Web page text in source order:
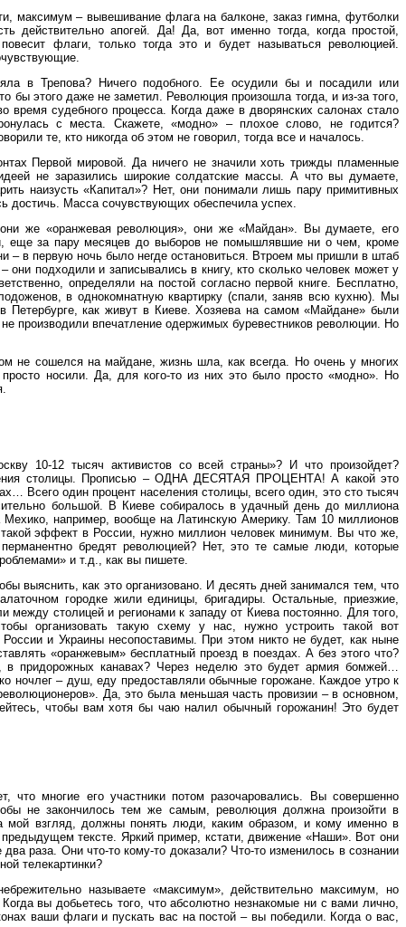
максимум – вывешивание флага на балконе, заказ гимна, футболки
апогей. Да! Да, вот именно тогда, когда простой,
флаги, только тогда это и будет называться революцией.
в Трепова? Ничего подобного. Ее осудили бы и посадили или
бы этого даже не заметил. Революция произошла тогда, и из-за того,
судебного процесса. Когда даже в дворянских салонах стало
с места. Скажете, «модно» – плохое слово, не годится?
те, кто никогда об этом не говорил, тогда все и началось.
Первой мировой. Да ничего не значили хоть трижды пламенные
не заразились широкие солдатские массы. А что вы думаете,
наизусть «Капитал»? Нет, они понимали лишь пару примитивных
достичь. Масса сочувствующих обеспечила успех.
же «оранжевая революция», они же «Майдан». Вы думаете, его
за пару месяцев до выборов не помышлявшие ни о чем, кроме
– в первую ночь было негде остановиться. Втроем мы пришли в штаб
подходили и записывались в книгу, кто сколько человек может у
определяли на постой согласно первой книге. Бесплатно,
в однокомнатную квартирку (спали, заняв всю кухню). Мы
как живут в Киеве. Хозяева на самом «Майдане» были
производили впечатление одержимых буревестников революции. Но
не сошелся на майдане, жизнь шла, как всегда. Но очень у многих
носили. Да, для кого-то из них это было просто «модно». Но
10-12 тысяч активистов со всей страны»? И что произойдет?
столицы. Прописью – ОДНА ДЕСЯТАЯ ПРОЦЕНТА! А какой это
Всего один процент населения столицы, всего один, это сто тысяч
большой. В Киеве собиралось в удачный день до миллиона
например, вообще на Латинскую Америку. Там 10 миллионов
эффект в России, нужно миллион человек минимум. Вы что же,
бредят революцией? Нет, это те самые люди, которые
и т.д., как вы пишете.
выяснить, как это организовано. И десять дней занимался тем, что
городке жили единицы, бригадиры. Остальные, приезжие,
столицей и регионами к западу от Киева постоянно. Для того,
организовать такую схему у нас, нужно устроить такой вот
и Украины несопоставимы. При этом никто не будет, как ныне
«оранжевым» бесплатный проезд в поездах. А без этого что?
в придорожных канавах? Через неделю это будет армия бомжей…
ночлег – душ, еду предоставляли обычные горожане. Каждое утро к
Да, это была меньшая часть провизии – в основном,
чтобы вам хотя бы чаю налил обычный горожанин! Это будет
многие его участники потом разочаровались. Вы совершенно
не закончилось тем же самым, революция должна произойти в
взгляд, должны понять люди, каким образом, и кому именно в
тексте. Яркий пример, кстати, движение «Наши». Вот они
раза. Они что-то кому-то доказали? Что-то изменилось в сознании
телекартинки?
называете «максимум», действительно максимум, но
вы добьетесь того, что абсолютно незнакомые ни с вами лично,
ваши флаги и пускать вас на постой – вы победили. Когда о вас,